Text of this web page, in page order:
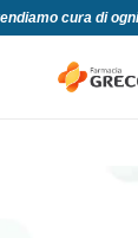
cura di